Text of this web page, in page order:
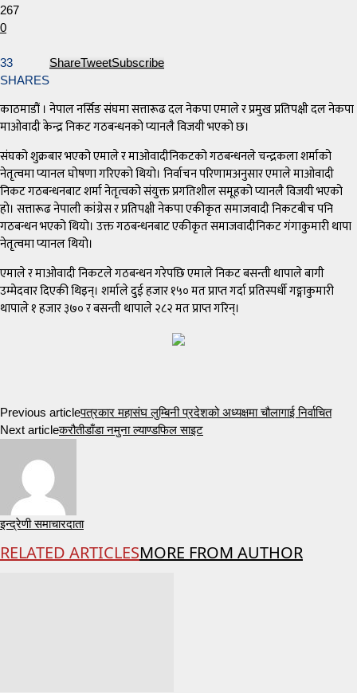
267
0
33
SHARES
ShareTweetSubscribe
काठमाडौं । नेपाल नर्सिङ संघमा सत्तारूढ दल नेकपा एमाले र प्रमुख प्रतिपक्षी दल नेकपा
माओवादी केन्द्र निकट गठबन्धनको प्यानलै विजयी भएको छ।
संघको शुक्रबार भएको एमाले र माओवादीनिकटको गठबन्धनले चन्द्रकला शर्माको
नेतृत्वमा प्यानल घोषणा गरिएको थियो। निर्वाचन परिणामअनुसार एमाले माओवादी
निकट गठबन्धनबाट शर्मा नेतृत्वको संयुक्त प्रगतिशील समूहको प्यानलै विजयी भएको
हो। सत्तारूढ नेपाली कांग्रेस र प्रतिपक्षी नेकपा एकीकृत समाजवादी निकटबीच पनि
गठबन्धन भएको थियो। उक्त गठबन्धनबाट एकीकृत समाजवादीनिकट गंगाकुमारी थापा
नेतृत्वमा प्यानल थियो।
एमाले र माओवादी निकटले गठबन्धन गरेपछि एमाले निकट बसन्ती थापाले बागी
उम्मेदवार दिएकी थिइन्। शर्माले दुई हजार १५० मत प्राप्त गर्दा प्रतिस्पर्धी गङ्गाकुमारी
थापाले १ हजार ३७० र बसन्ती थापाले २८२ मत प्राप्त गरिन्।
Previous articleपत्रकार महासंघ लुम्बिनी प्रदेशको अध्यक्षमा चौलागाई निर्वाचित
Next articleकरौतीडाँडा नमुना ल्याण्डफिल साइट
इन्द्रेणी समाचारदाता
RELATED ARTICLESMORE FROM AUTHOR